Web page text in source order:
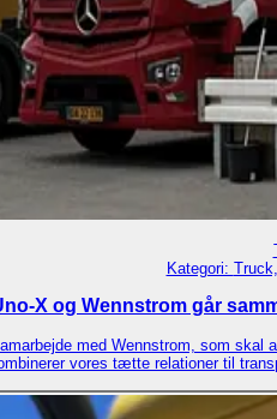
Kategori:
X og Wennstrom går
med Wennstrom, som skal
vores tætte relationer til